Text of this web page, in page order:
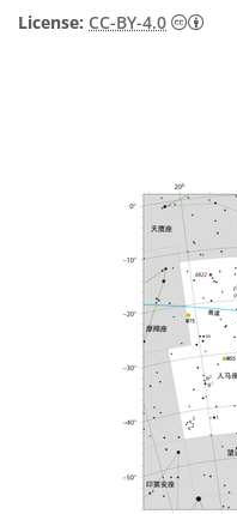
License: CC-BY-4.0 知